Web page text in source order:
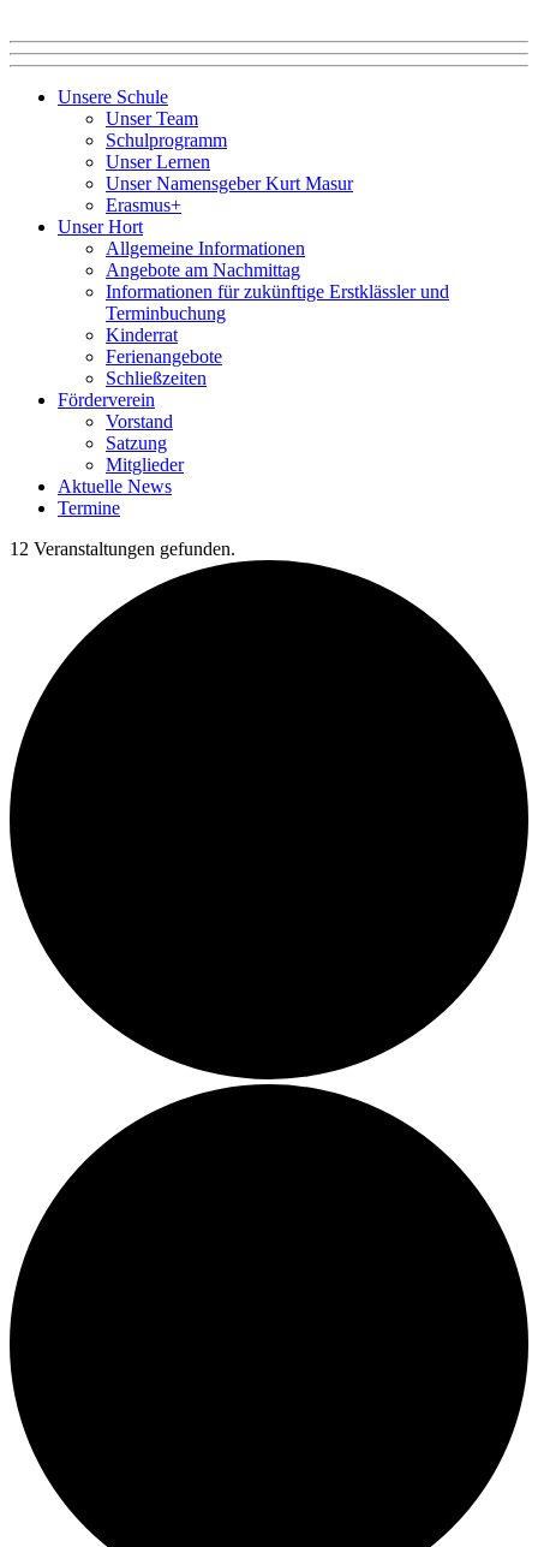
Unsere Schule
Unser Team
Schulprogramm
Unser Lernen
Unser Namensgeber Kurt Masur
Erasmus+
Unser Hort
Allgemeine Informationen
Angebote am Nachmittag
Informationen für zukünftige Erstklässler und
Terminbuchung
Kinderrat
Ferienangebote
Schließzeiten
Förderverein
Vorstand
Satzung
Mitglieder
Aktuelle News
Termine
12 Veranstaltungen gefunden.